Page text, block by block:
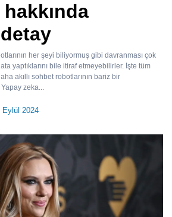
her şeyi biliyormuş gibi davranması çok
yaptıklarını bile itiraf etmeyebilirler. İşte tüm
akıllı sohbet robotlarının bariz bir
Yapay zeka...
2024